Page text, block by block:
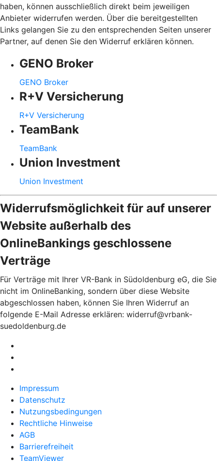
haben, können ausschließlich direkt beim jeweiligen
Anbieter widerrufen werden. Über die bereitgestellten
Links gelangen Sie zu den entsprechenden Seiten unserer
Partner, auf denen Sie den Widerruf erklären können.
GENO Broker
GENO Broker
R+V Versicherung
R+V Versicherung
TeamBank
TeamBank
Union Investment
Union Investment
Widerrufsmöglichkeit für auf unserer
Website außerhalb des
OnlineBankings geschlossene
Verträge
Für Verträge mit Ihrer VR-Bank in Südoldenburg eG, die Sie
nicht im OnlineBanking, sondern über diese Website
abgeschlossen haben, können Sie Ihren Widerruf an
folgende E-Mail Adresse erklären: widerruf@vrbank-
suedoldenburg.de
Impressum
Datenschutz
Nutzungsbedingungen
Rechtliche Hinweise
AGB
Barrierefreiheit
TeamViewer